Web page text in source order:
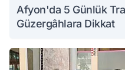
Afyon'da 5 Günlük
Güzergâhlara Dikkat